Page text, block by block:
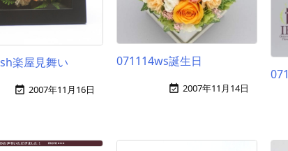
楽屋見舞い
 2007年11月16日
071114ws誕生日
 2007年11月14日